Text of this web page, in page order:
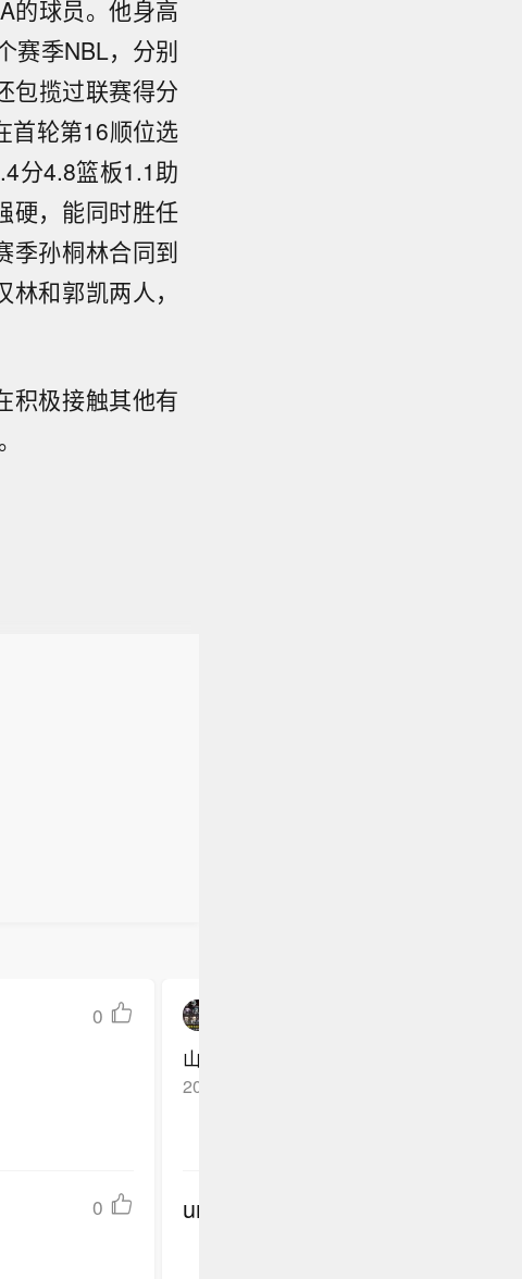
的球员。他身高
赛季NBL，分别
包揽过联赛得分
首轮第16顺位选
分4.8篮板1.1助
硬，能同时胜任
季孙桐林合同到
和郭凯两人，
积极接触其他有
0
0
山东高速加把劲
2026-07-09
undefined